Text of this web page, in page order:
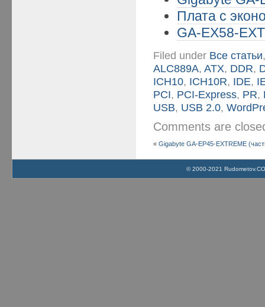
Плата с
GA-EX58-
Filed under Все статьи
ALC889A,ATX, DDR,
ICH10, ICH10R, IDE,
PCI, PCI-Express, PR,
USB, USB 2.0,
Comments are
«Gigabyte GA-EP45-EXTREME
© 2000-2021